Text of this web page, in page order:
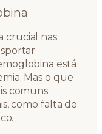
crucial nas
está
Mas o que
comuns
como falta de